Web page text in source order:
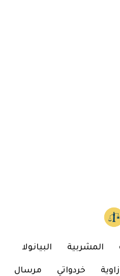
المشربية البيانولا
زاوية خردواتي مرسال